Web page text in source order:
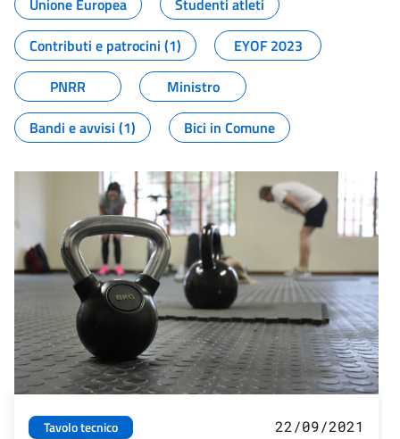
Unione Europea
Studenti atleti
Contributi e patrocini (1)
EYOF 2023
PNRR
Ministro
Bandi e avvisi (1)
Bici in Comune
Tavolo tecnico
22/09/2021